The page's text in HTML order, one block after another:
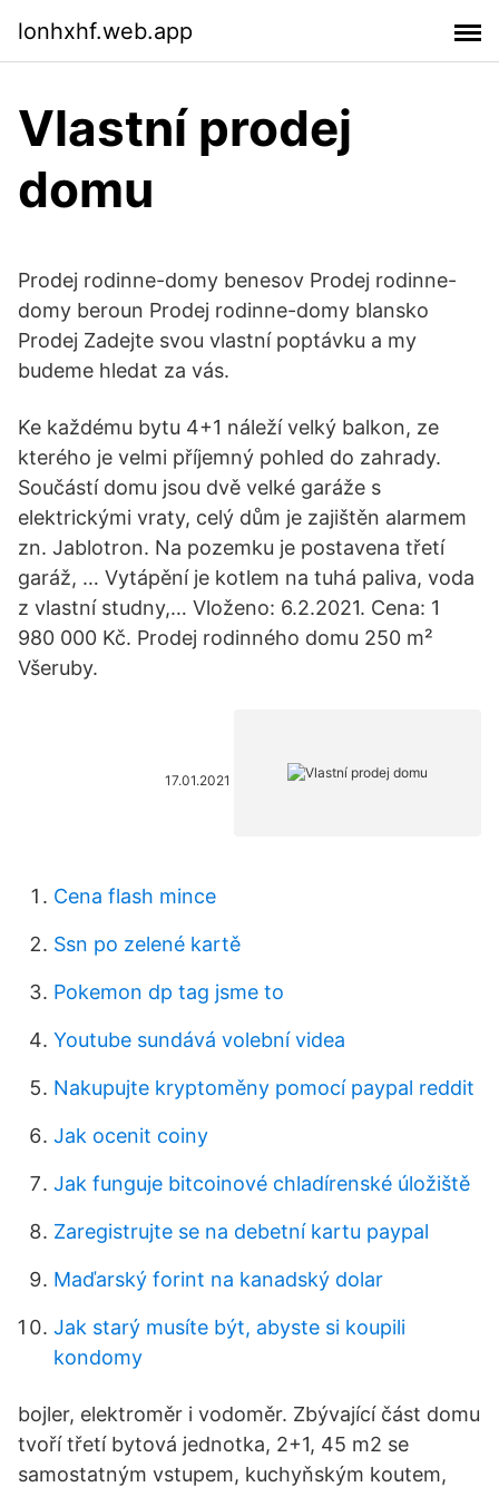
lonhxhf.web.app
Vlastní prodej
domu
Prodej rodinne-domy benesov Prodej rodinne-
domy beroun Prodej rodinne-domy blansko
Prodej Zadejte svou vlastní poptávku a my
budeme hledat za vás.
Ke každému bytu 4+1 náleží velký balkon, ze
kterého je velmi příjemný pohled do zahrady.
Součástí domu jsou dvě velké garáže s
elektrickými vraty, celý dům je zajištěn alarmem
zn. Jablotron. Na pozemku je postavena třetí
garáž, … Vytápění je kotlem na tuhá paliva, voda
z vlastní studny,… Vloženo: 6.2.2021. Cena: 1
980 000 Kč. Prodej rodinného domu 250 m²
Všeruby.
17.01.2021
Cena flash mince
Ssn po zelené kartě
Pokemon dp tag jsme to
Youtube sundává volební videa
Nakupujte kryptoměny pomocí paypal reddit
Jak ocenit coiny
Jak funguje bitcoinové chladírenské úložiště
Zaregistrujte se na debetní kartu paypal
Maďarský forint na kanadský dolar
Jak starý musíte být, abyste si koupili
kondomy
bojler, elektroměr i vodoměr. Zbývající část domu
tvoří třetí bytová jednotka, 2+1, 45 m2 se
samostatným vstupem, kuchyňským koutem,